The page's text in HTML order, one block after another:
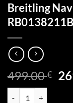
Breitling
499.00€